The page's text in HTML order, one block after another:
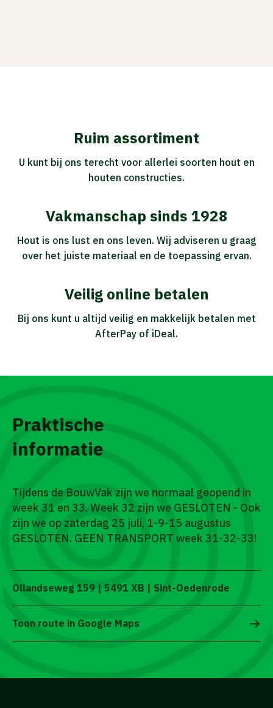
Ruim assortiment
U kunt bij ons terecht voor allerlei soorten hout en
houten constructies.
Vakmanschap sinds 1928
Hout is ons lust en ons leven. Wij adviseren u graag
over het juiste materiaal en de toepassing ervan.
Veilig online betalen
Bij ons kunt u altijd veilig en makkelijk betalen met
AfterPay of iDeal.
Praktische
informatie
Tijdens de BouwVak zijn we normaal geopend in
week 31 en 33. Week 32 zijn we GESLOTEN - Ook
zijn we op zaterdag 25 juli, 1-9-15 augustus
GESLOTEN. GEEN TRANSPORT week 31-32-33!
Ollandseweg 159 | 5491 XB | Sint-Oedenrode
Toon route in Google Maps